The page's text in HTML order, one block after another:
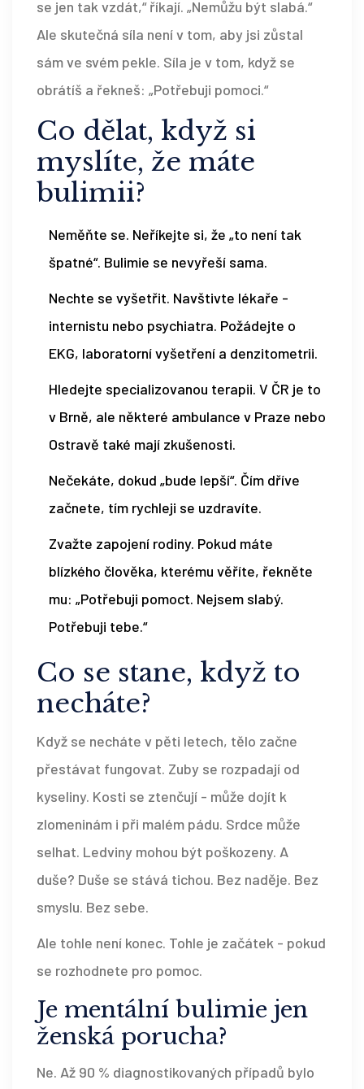
se jen tak vzdát,“ říkají. „Nemůžu být slabá.“
Ale skutečná síla není v tom, aby jsi zůstal
sám ve svém pekle. Síla je v tom, když se
obrátíš a řekneš: „Potřebuji pomoci.“
Co dělat, když si
myslíte, že máte
bulimii?
Neměňte se. Neříkejte si, že „to není tak
špatné“. Bulimie se nevyřeší sama.
Nechte se vyšetřit. Navštivte lékaře -
internistu nebo psychiatra. Požádejte o
EKG, laboratorní vyšetření a denzitometrii.
Hledejte specializovanou terapii. V ČR je to
v Brně, ale některé ambulance v Praze nebo
Ostravě také mají zkušenosti.
Nečekáte, dokud „bude lepší“. Čím dříve
začnete, tím rychleji se uzdravíte.
Zvažte zapojení rodiny. Pokud máte
blízkého člověka, kterému věříte, řekněte
mu: „Potřebuji pomoct. Nejsem slabý.
Potřebuji tebe.“
Co se stane, když to
necháte?
Když se necháte v pěti letech, tělo začne
přestávat fungovat. Zuby se rozpadají od
kyseliny. Kosti se ztenčují - může dojít k
zlomeninám i při malém pádu. Srdce může
selhat. Ledviny mohou být poškozeny. A
duše? Duše se stává tichou. Bez naděje. Bez
smyslu. Bez sebe.
Ale tohle není konec. Tohle je začátek - pokud
se rozhodnete pro pomoc.
Je mentální bulimie jen
ženská porucha?
Ne. Až 90 % diagnostikovaných případů bylo